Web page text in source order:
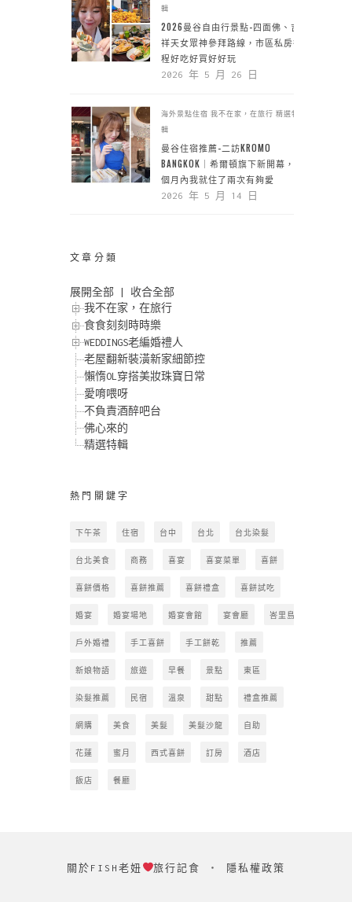
輯
2026曼谷自由行景點-四面佛、吉
祥天女眾神參拜路線，市區私房行
程好吃好買好好玩
2026 年 5 月 26 日
海外景點住宿 我不在家，在旅行 精選特
輯
曼谷住宿推薦-二訪KROMO
BANGKOK｜希爾頓旗下新開幕，一
個月內我就住了兩次有夠愛
2026 年 5 月 14 日
文章分類
展開全部
收合全部
我不在家，在旅行
食食刻刻時時樂
WEDDINGS老編婚禮人
老屋翻新裝潢新家細節控
懶惰OL穿搭美妝珠寶日常
愛唷喂呀
不負責酒醉吧台
佛心來的
精選特輯
熱門關鍵字
下午茶 住宿 台中 台北 台北染髮
台北美食 商務 喜宴 喜宴菜單 喜餅
喜餅價格 喜餅推薦 喜餅禮盒 喜餅試吃
婚宴 婚宴場地 婚宴會館 宴會廳 峇里島
戶外婚禮 手工喜餅 手工餅乾 推薦
新娘物語 旅遊 早餐 景點 東區
染髮推薦 民宿 溫泉 甜點 禮盒推薦
網購 美食 美髮 美髮沙龍 自助
花蓮 蜜月 西式喜餅 訂房 酒店
飯店 餐廳
關於FISH老妞 旅行記食 ‧ 隱私權政策